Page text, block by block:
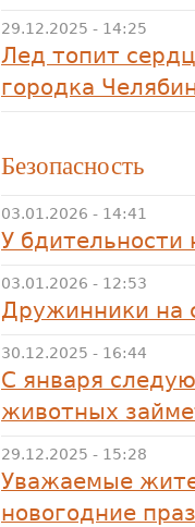
29.12.2025 - 14:25
Лед топит
городка
Безопасность
03.01.2026 - 14:41
У бдительности
03.01.2026 - 12:53
Дружинники на
30.12.2025 - 16:44
С января
животных
29.12.2025 - 15:28
Уважаемые
новогодние